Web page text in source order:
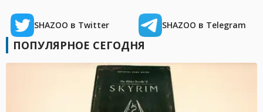
SHAZOO в Twitter SHAZOO в Telegram
ПОПУЛЯРНОЕ СЕГОДНЯ